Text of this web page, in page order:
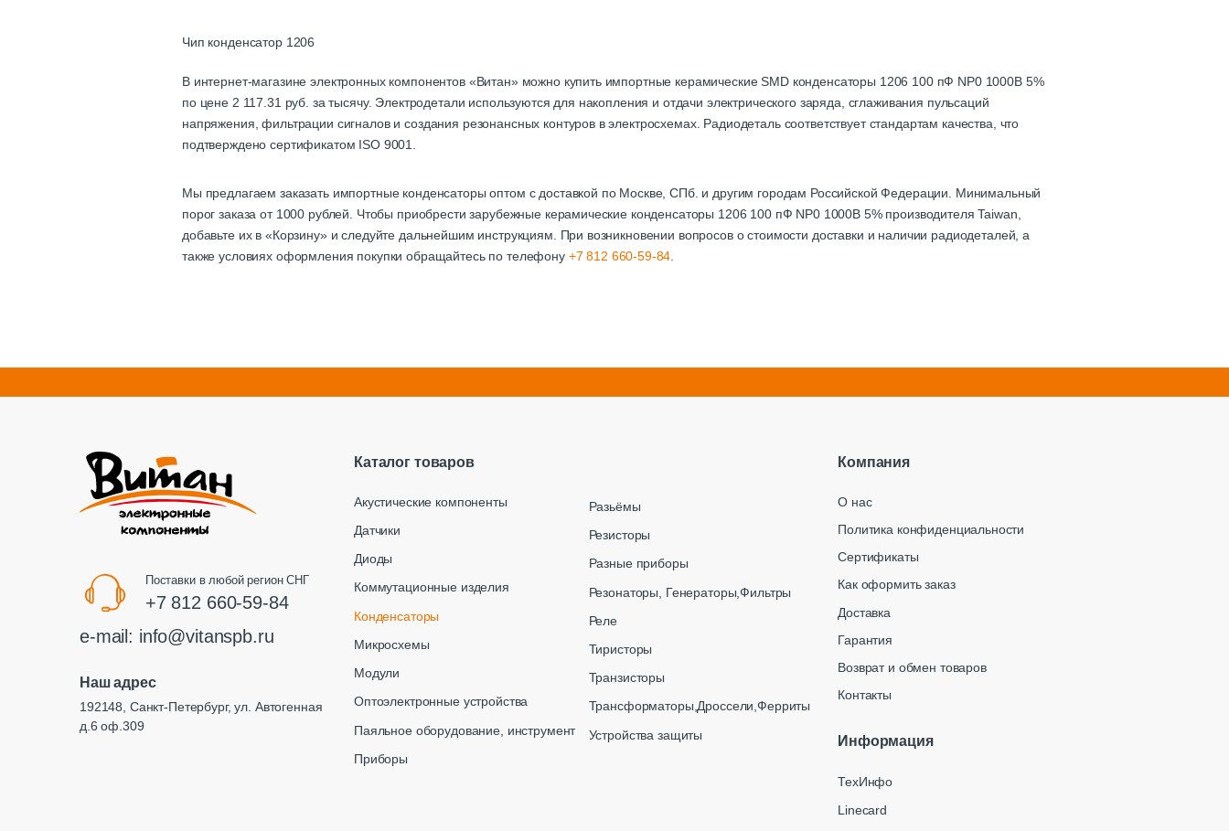
Чип конденсатор 1206
В интернет-магазине электронных компонентов «Витан» можно купить импортные керамические SMD конденсаторы 1206 100 пФ NP0 1000В 5%
по цене 2 117.31 руб. за тысячу. Электродетали используются для накопления и отдачи электрического заряда, сглаживания пульсаций
напряжения, фильтрации сигналов и создания резонансных контуров в электросхемах. Радиодеталь соответствует стандартам качества, что
подтверждено сертификатом ISO 9001.
Мы предлагаем заказать импортные конденсаторы оптом с доставкой по Москве, СПб. и другим городам Российской Федерации. Минимальный
порог заказа от 1000 рублей. Чтобы приобрести зарубежные керамические конденсаторы 1206 100 пФ NP0 1000В 5% производителя Taiwan,
добавьте их в «Корзину» и следуйте дальнейшим инструкциям. При возникновении вопросов о стоимости доставки и наличии радиодеталей, а
также условиях оформления покупки обращайтесь по телефону +7 812 660-59-84
Поставки в любой регион СНГ
+7 812 660-59-84
e-mail: info@vitanspb.ru
Наш адрес
192148, Санкт-Петербург, ул. Автогенная
д.6 оф.309
Каталог товаров
Акустические компоненты
Датчики
Диоды
Коммутационные изделия
Конденсаторы
Микросхемы
Модули
Оптоэлектронные устройства
Паяльное оборудование, инструмент
Приборы
Разьёмы
Резисторы
Разные приборы
Резонаторы, Генераторы,Фильтры
Реле
Тиристоры
Транзисторы
Трансформаторы,Дроссели,Ферриты
Устройства защиты
Компания
О нас
Политика конфиденциальности
Сертификаты
Как оформить заказ
Доставка
Гарантия
Возврат и обмен товаров
Контакты
Информация
ТехИнфо
Linecard